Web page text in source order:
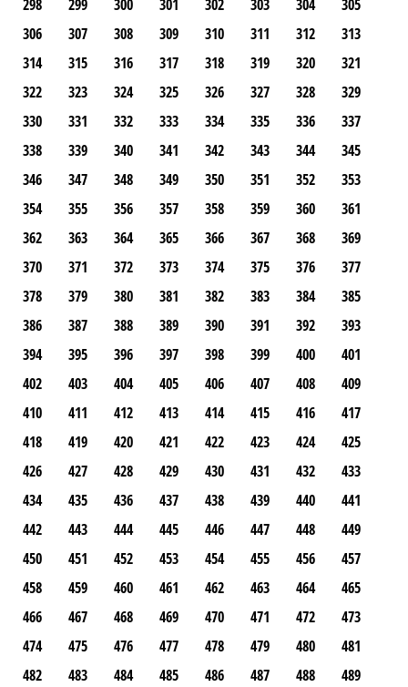
298 299 300 301 302 303 304
305
306
307 308 309 310 311 312
313
314
315 316 317 318 319 320
321
322
323 324 325 326 327 328
329
330
331 332 333 334 335 336
337
338
339 340 341 342 343 344
345
346
347 348 349 350 351 352
353
354
355 356 357 358 359 360
361
362
363 364 365 366 367 368
369
370
371 372 373 374 375 376
377
378
379 380 381 382 383 384
385
386
387 388 389 390 391 392
393
394
395 396 397 398 399 400
401
402
403 404 405 406 407 408
409
410
411 412 413 414 415 416
417
418
419 420 421 422 423 424
425
426
427 428 429 430 431 432
433
434
435 436 437 438 439 440
441
442
443 444 445 446 447 448
449
450
451 452 453 454 455 456
457
458
459 460 461 462 463 464
465
466
467 468 469 470 471 472
473
474
475 476 477 478 479 480
481
482
483 484 485 486 487 488
489